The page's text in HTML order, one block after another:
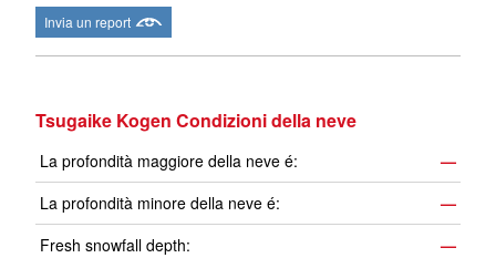
Invia un report
Tsugaike Kogen Condizioni della neve
La profondità maggiore della neve é:
—
La profondità minore della neve é:
—
Fresh snowfall depth:
—